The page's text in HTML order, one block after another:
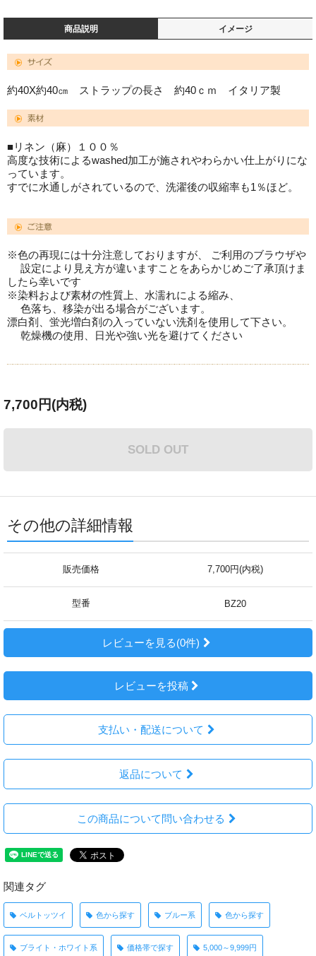
商品説明 イメージ
約40X約40㎝ ストラップの長さ 約40ｃｍ イタリア製
■リネン（麻）１００％
高度な技術によるwashed加工が施されやわらかい仕上がりにな
っています。
すでに水通しがされているので、洗濯後の収縮率も1％ほど。
※色の再現には十分注意しておりますが、 ご利用のブラウザや
設定により見え方が違いますことをあらかじめご了承頂けま
したら幸いです
※染料および素材の性質上、水濡れによる縮み、
色落ち、移染が出る場合がございます。
漂白剤、蛍光増白剤の入っていない洗剤を使用して下さい。
乾燥機の使用、日光や強い光を避けてください
7,700円(内税)
SOLD OUT
その他の詳細情報
販売価格 7,700円(内税)
型番 BZ20
レビューを見る(0件)
レビューを投稿
支払い・配送について
返品について
この商品について問い合わせる
関連タグ
ベルトッツイ 色から探す ブルー系 色から探す
ブライト・ホワイト系 価格帯で探す 5,000～9,999円